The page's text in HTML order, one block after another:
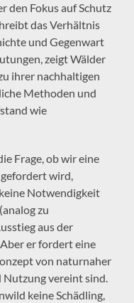
den Fokus auf Schutz
das Verhältnis
und Gegenwart
zeigt Wälder
ihrer nachhaltigen
Methoden und
wie
Frage, ob wir eine
gefordert wird,
Notwendigkeit
zu
aus der
er fordert eine
von naturnaher
Nutzung vereint sind.
keine Schädling,